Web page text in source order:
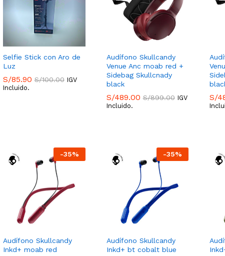
Selfie Stick con Aro de
Luz
S/85.90 S/100.00 IGV
Incluido.
Audífono Skullcandy
Venue Anc moab red +
Sidebag Skullcnady
black
S/489.00 S/899.00 IGV
Incluido.
S/
-35%
Audífono Skullcandy
Inkd+ moab red
-35%
Audífono Skullcandy
Inkd+ bt cobalt blue